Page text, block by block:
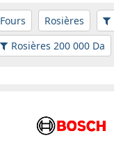
Fours Rosières
Rosières 200 000 Da